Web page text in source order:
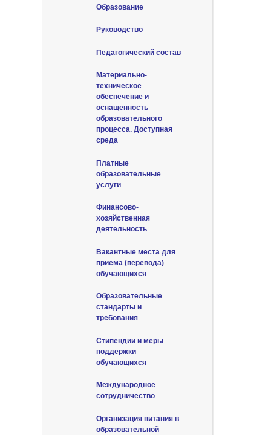
Образование
Руководство
Педагогический состав
Материально-
техническое
обеспечение и
оснащенность
образовательного
процесса. Доступная
среда
Платные
образовательные
услуги
Финансово-
хозяйственная
деятельность
Вакантные места для
приема (перевода)
обучающихся
Образовательные
стандарты и
требования
Стипендии и меры
поддержки
обучающихся
Международное
сотрудничество
Организация питания в
образовательной